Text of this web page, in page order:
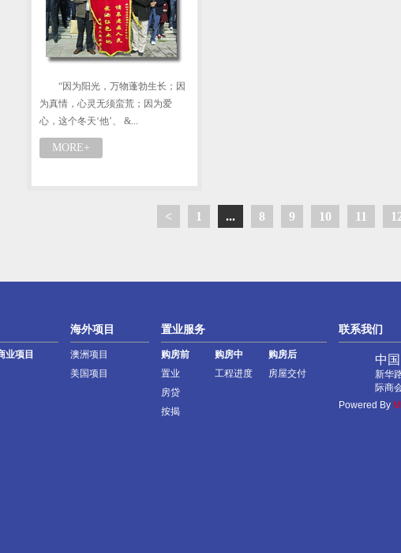
“因为阳光，万物蓬勃生长；因
为真情，心灵无须蛮荒；因为爱
心，这个冬天‘他’、 &...
MORE+
< 1 ... 8 9 10 11
业项目
海外项目
澳洲项目
美国项目
置业服务
购房前
置业
房贷
按揭
购房中
工程进度
购房后
房屋交付
联系我们
中
新华
际商
Powered By